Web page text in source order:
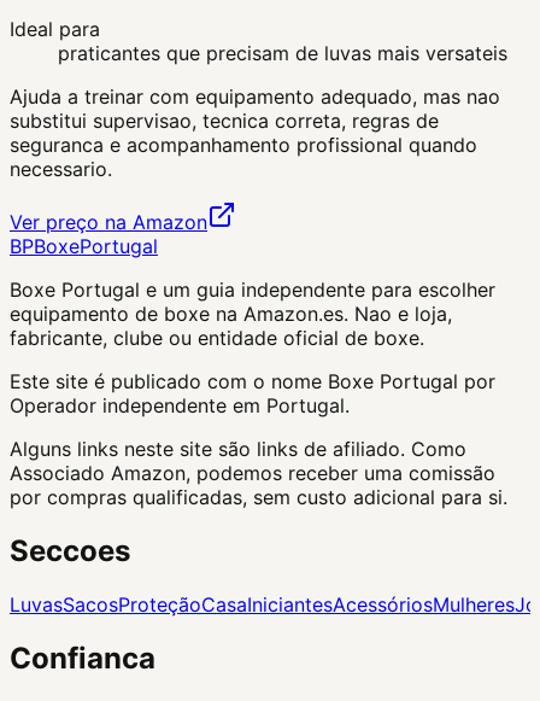
Ideal para
praticantes que precisam de luvas mais versateis
Ajuda a treinar com equipamento adequado, mas nao
substitui supervisao, tecnica correta, regras de
seguranca e acompanhamento profissional quando
necessario.
Ver preço na Amazon
BPBoxePortugal
Boxe Portugal e um guia independente para escolher
equipamento de boxe na Amazon.es. Nao e loja,
fabricante, clube ou entidade oficial de boxe.
Este site é publicado com o nome Boxe Portugal por
Operador independente em Portugal.
Alguns links neste site são links de afiliado. Como
Associado Amazon, podemos receber uma comissão
por compras qualificadas, sem custo adicional para si.
Seccoes
LuvasSacosProteçãoCasaIniciantesAcessóriosMulheres
Confianca